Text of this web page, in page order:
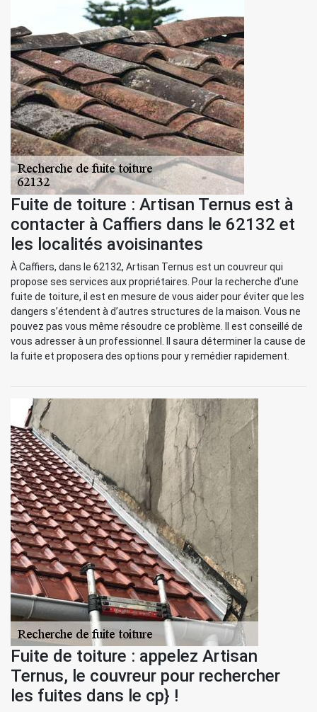
Fuite de toiture : Artisan Ternus est à
contacter à Caffiers dans le 62132 et
les localités avoisinantes
À Caffiers, dans le 62132, Artisan Ternus est un couvreur qui
propose ses services aux propriétaires. Pour la recherche d’une
fuite de toiture, il est en mesure de vous aider pour éviter que les
dangers s’étendent à d’autres structures de la maison. Vous ne
pouvez pas vous même résoudre ce problème. Il est conseillé de
vous adresser à un professionnel. Il saura déterminer la cause de
la fuite et proposera des options pour y remédier rapidement.
Fuite de toiture : appelez Artisan
Ternus, le couvreur pour rechercher
les fuites dans le cp} !